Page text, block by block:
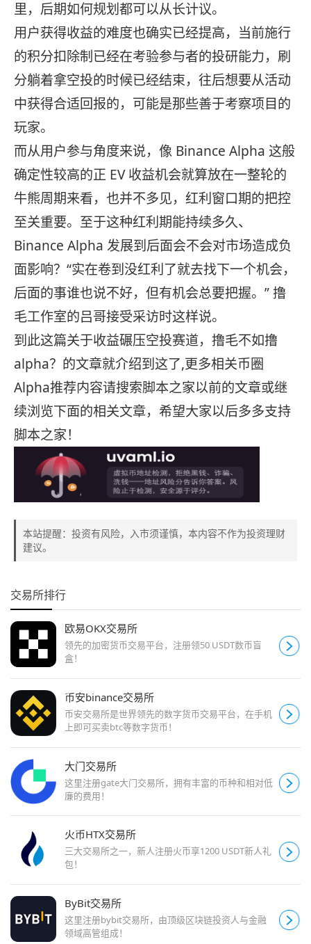
里，后期如何规划都可以从长计议。
用户获得收益的难度也确实已经提高，当前施行
的积分扣除制已经在考验参与者的投研能力，刷
分躺着拿空投的时候已经结束，往后想要从活动
中获得合适回报的，可能是那些善于考察项目的
玩家。
而从用户参与角度来说，像 Binance Alpha 这般
确定性较高的正 EV 收益机会就算放在一整轮的
牛熊周期来看，也并不多见，红利窗口期的把控
至关重要。至于这种红利期能持续多久、
Binance Alpha 发展到后面会不会对市场造成负
面影响？“实在卷到没红利了就去找下一个机会，
后面的事谁也说不好，但有机会总要把握。” 撸
毛工作室的吕哥接受采访时这样说。
到此这篇关于收益碾压空投赛道，撸毛不如撸
alpha？的文章就介绍到这了,更多相关币圈
Alpha推荐内容请搜索脚本之家以前的文章或继
续浏览下面的相关文章，希望大家以后多多支持
脚本之家！
本站提醒：投资有风险，入市须谨慎，本内容不作为投资理财
建议。
交易所排行
欧易OKX交易所
领先的加密货币交易平台，注册领50 USDT数币盲
盒！
币安binance交易所
币安交易所是世界领先的数字货币交易平台，在手机
上即可买卖btc等数字货币！
大门交易所
这里注册gate大门交易所，拥有丰富的币种和相对低
廉的费用！
火币HTX交易所
三大交易所之一，新人注册火币享1200 USDT新人礼
包！
ByBit交易所
这里注册bybit交易所，由顶级区块链投资人与金融
领域高管组成！